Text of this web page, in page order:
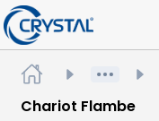
Chariot Flambe